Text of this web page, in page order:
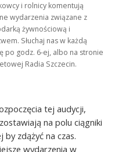
i rolnicy komentują
wydarzenia związane z
żywnościową i
Słuchaj nas w każdą
po godz. 6-ej, albo na stronie
Radia Szczecin.
tej audycji,
na polu ciągniki
by zdążyć na czas.
wydarzenia w